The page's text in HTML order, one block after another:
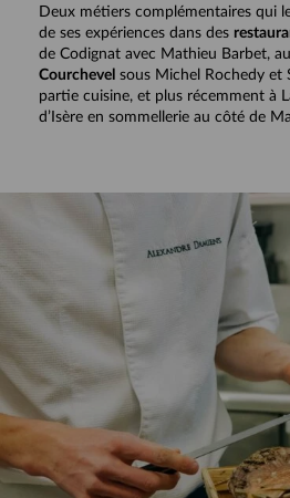
Deux métiers complémentaires qui
de ses expériences dans des
de Codignat avec Mathieu Barbet, au
Courchevel sous Michel Rochedy et
partie cuisine, et plus récemment à
d’Isère en sommellerie au côté de